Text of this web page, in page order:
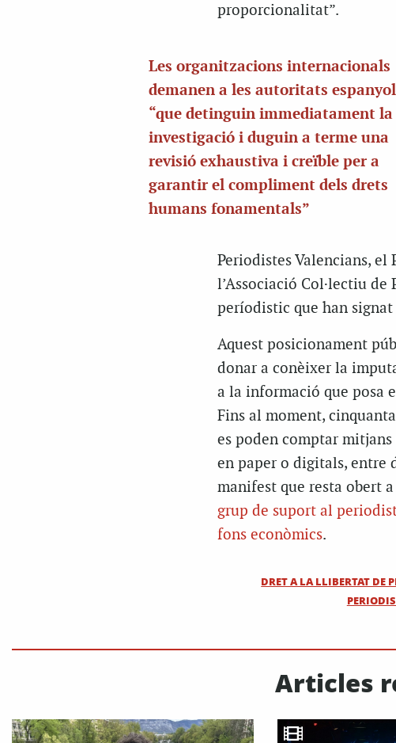
proporcionalitat”.
Les organitzacions internacionals
demanen a les autoritats
“que detinguin immediatament la
investigació i duguin a terme una
revisió exhaustiva i creïble per a
garantir el compliment dels drets
humans fonamentals”
Periodistes Valencians, el
l’Associació Col·lectiu
períodistic que han
Aquest posicionament
donar a conèixer la
a la informació que posa
Fins al moment,
es poden comptar
en paper o digitals, entre
manifest que resta obert
grup de suport al
fons econòmics.
DRET A LA LLIBERTAT DE
Articles